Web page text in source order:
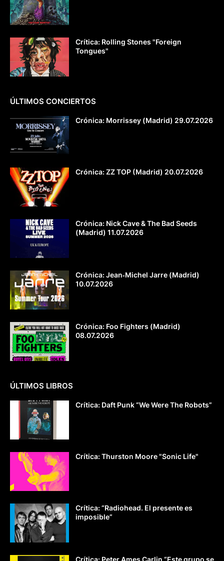
Crítica: Rolling Stones "Foreign
Tongues"
ÚLTIMOS CONCIERTOS
Crónica: Morrissey (Madrid) 29.07.2026
Crónica: ZZ TOP (Madrid) 20.07.2026
Crónica: Nick Cave & The Bad Seeds
(Madrid) 11.07.2026
Crónica: Jean‐Michel Jarre (Madrid)
10.07.2026
Crónica: Foo Fighters (Madrid)
08.07.2026
ÚLTIMOS LIBROS
Crítica: Daft Punk “We Were The Robots”
Crítica: Thurston Moore "Sonic Life"
Crítica: “Radiohead. El presente es
imposible”
Crítica: Peter Ames Carlin “Este grupo se